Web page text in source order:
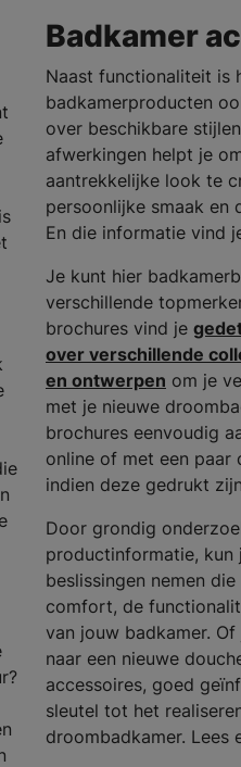
Badkamer
Naast functionaliteit is
badkamerproducten
over beschikbare
afwerkingen helpt je
aantrekkelijke look te
persoonlijke smaak en
En die informatie vind
Je kunt hier
verschillende
brochures vind je
over verschillende
en ontwerpen om je
met je nieuwe
brochures eenvoudig
online of met een paar
indien deze gedrukt
Door grondig
productinformatie, kun
beslissingen nemen
comfort, de
van jouw badkamer.
naar een nieuwe
accessoires, goed
sleutel tot het
droombadkamer. Lees